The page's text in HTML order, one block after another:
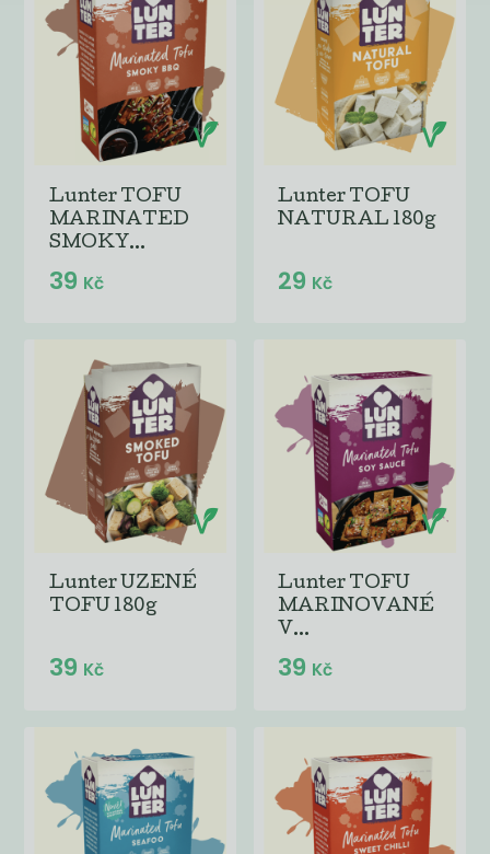
Lunter TOFU
MARINATED
SMOKY...
39 Kč
Lunter TOFU
NATURAL 180g
29 Kč
Lunter UZENÉ
TOFU 180g
39 Kč
Lunter TOFU
MARINOVANÉ
V...
39 Kč